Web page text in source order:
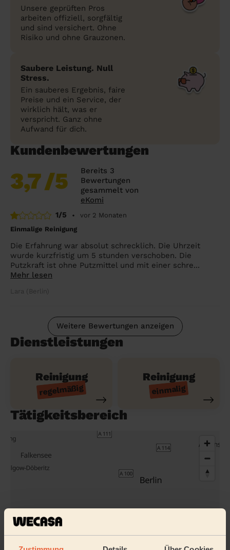
Unsere geprüften Pros
arbeiten offiziell, sorgfältig
und sind versichert. Ohne
Risiko und ohne Grauzonen.
Saubere Leistung. Null
Stress.
Ein sauberes Ergebnis, faire
Preise und ein Service, der
wirklich hält, was er
verspricht. Ganz ohne
Aufwand für dich.
Kundenbewertungen
3,7/5
Bereits 3
Bewertungen
gesammelt von
eKomi
1/5
•
vor 2 Monaten
Einmalige Reinigung
Die Erfahrung war absolut schrecklich. Die Uhrzeit
wurde kurzfristig um 5 stunden verschoben. Die
Putzkraft ist ohne Putzmittel und mit einer schre...
Mehr lesen
Lara (Berlin)
Weitere Bewertungen anzeigen
Dienstleistungen
Reinigung
regelmäßig
Reinigung
einmalig
Tätigkeitsbereich